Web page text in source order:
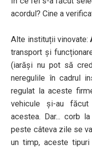
acordul? Cine a
Alte instituții vinovate:
transport și
(iarăși nu pot să
neregulile în cadrul
regulat la aceste
vehicule și-au făcut
acestea. Dar... corb
peste câteva zile se
un timp, aceste